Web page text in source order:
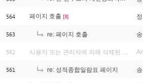
564 페이지 호출 [3]
563 re: 페이지 호출
562 사용자 또는 관리자에 의해 삭제된 글입니다.
561 re: 성적종합일람표 페이지